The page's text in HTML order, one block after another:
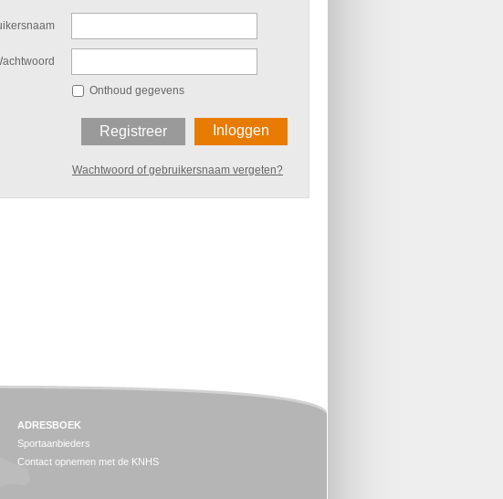
Onthoud gegevens
Inloggen
Registreer
Wachtwoord of gebruikersnaam vergeten?
ADRESBOEK
Sportaanbieders
Contact opnemen met de KNHS